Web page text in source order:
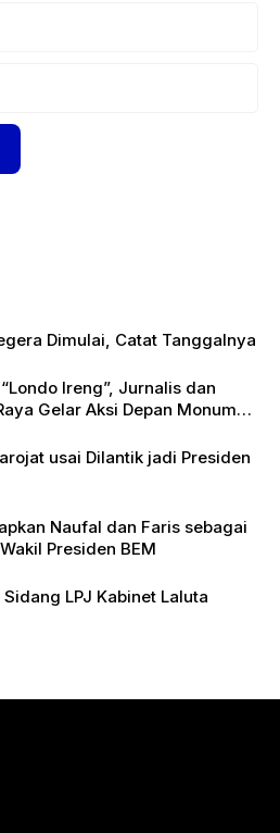
Dimulai, Catat Tanggalnya
Ireng”, Jurnalis dan
Gelar Aksi Depan Monumen
usai Dilantik jadi Presiden
Naufal dan Faris sebagai
Presiden BEM
LPJ Kabinet Laluta